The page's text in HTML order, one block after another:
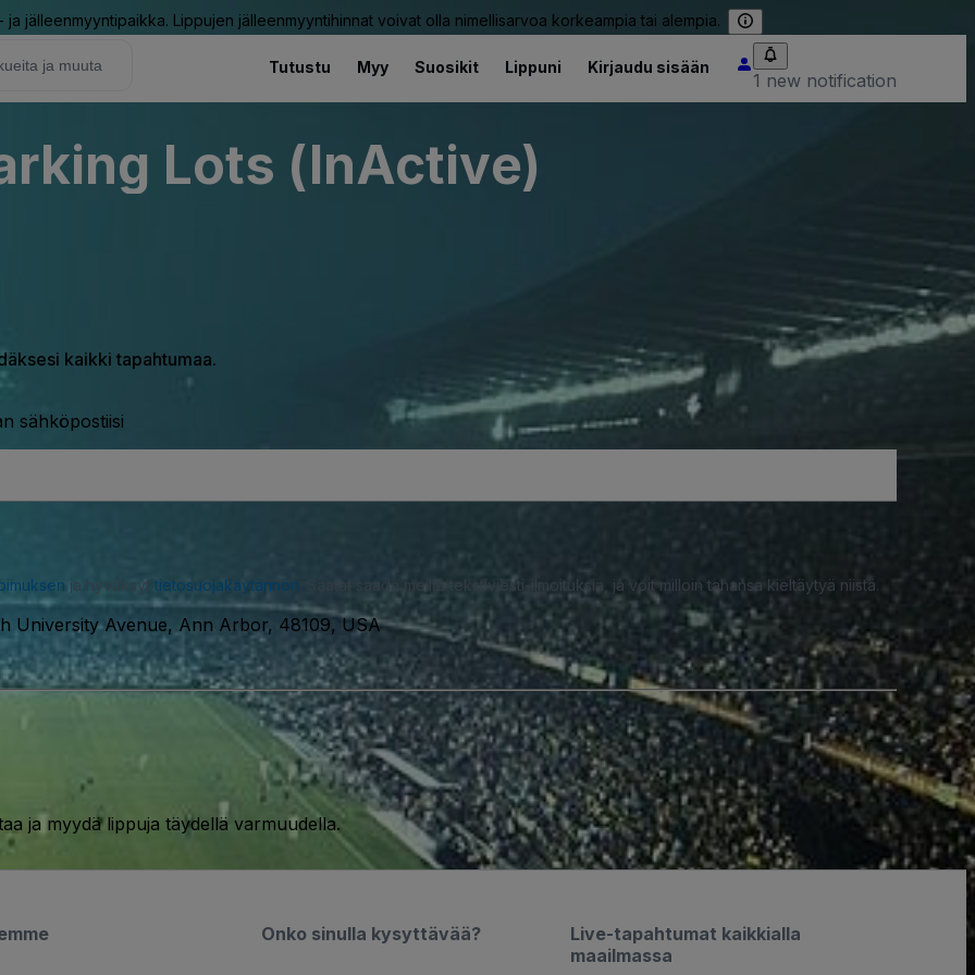
ja jälleenmyyntipaikka. Lippujen jälleenmyyntihinnat voivat olla nimellisarvoa korkeampia tai alempia.
Tutustu Myy Suosikit Lippuni Kirjaudu sisään
1 new notification
Lots (InActive)
kaikki tapahtumaa.
sähköpostiisi
ja hyväksyt tietosuojakäytännön . Saatat saada meiltä tekstiviesti-ilmoituksia, ja voit milloin tahansa kieltäytyä niistä.
University Avenue, Ann Arbor, 48109, USA
ja myydä lippuja täydellä varmuudella.
Live-tapahtumat kaikkialla
maailmassa
Onko sinulla kysyttävää?